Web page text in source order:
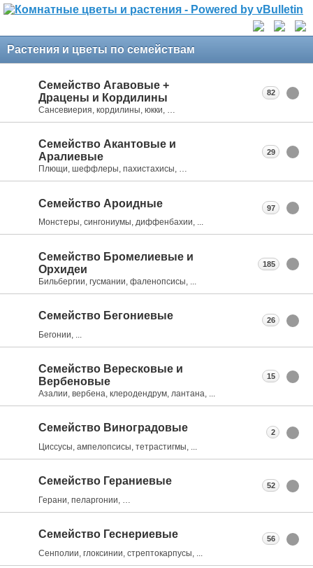
Растения и цветы по семействам
Семейство Агавовые +
Драцены и Кордилины
Сансевиерия, кордилины, юкки, …
82
Семейство Акантовые и
Аралиевые
Плющи, шеффлеры, пахистахисы, …
29
Семейство Ароидные
Монстеры, сингониумы, диффенбахии, ...
97
Семейство Бромелиевые и
Орхидеи
Бильбергии, гусмании, фаленопсисы, ...
185
Семейство Бегониевые
Бегонии, ...
26
Семейство Вересковые и
Вербеновые
Азалии, вербена, клеродендрум, лантана, ...
15
Семейство Виноградовые
Циссусы, ампелопсисы, тетрастигмы, ...
2
Семейство Гераниевые
Герани, пеларгонии, …
52
Семейство Геснериевые
Сенполии, глоксинии, стрептокарпусы, ...
56